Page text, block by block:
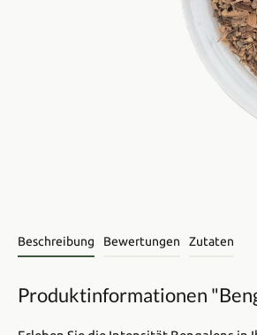
Beschreibung Bewertungen Zutaten
Produktinformationen